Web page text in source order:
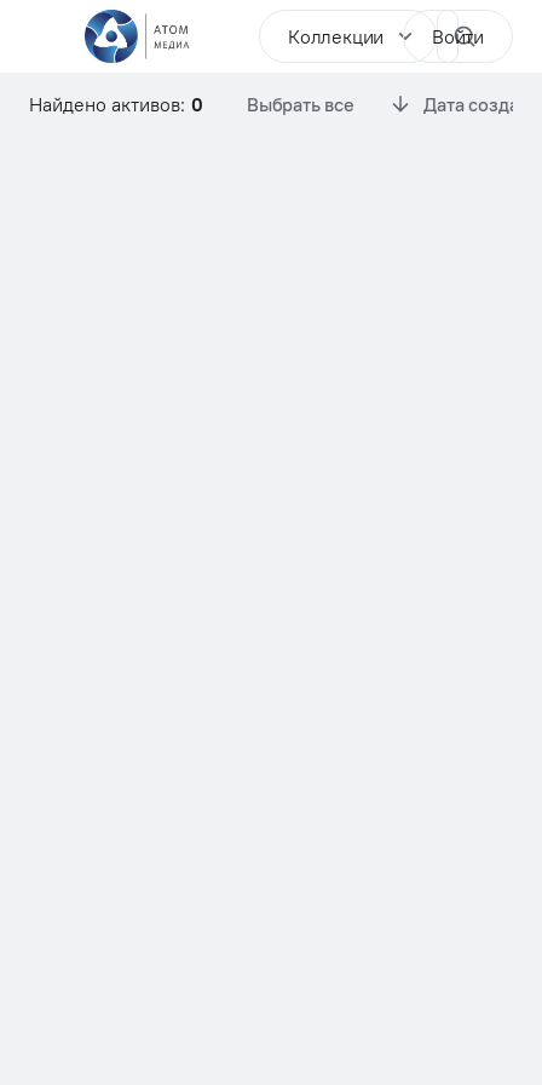
Коллекции Войти
Найдено активов: 0 Выбрать все Дата